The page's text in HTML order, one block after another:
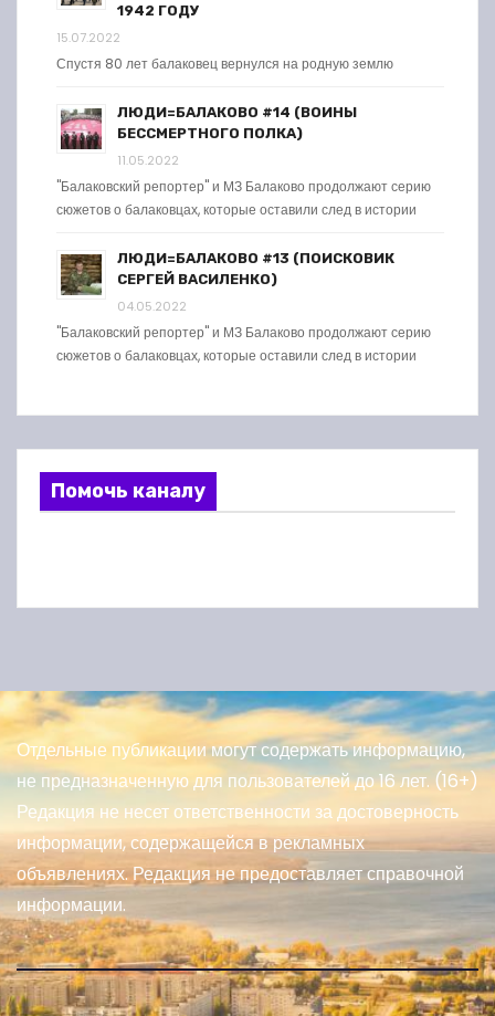
1942 ГОДУ
15.07.2022
Спустя 80 лет балаковец вернулся на родную землю
ЛЮДИ=БАЛАКОВО #14 (ВОИНЫ
БЕССМЕРТНОГО ПОЛКА)
11.05.2022
"Балаковский репортер" и МЗ Балаково продолжают серию
сюжетов о балаковцах, которые оставили след в истории
ЛЮДИ=БАЛАКОВО #13 (ПОИСКОВИК
СЕРГЕЙ ВАСИЛЕНКО)
04.05.2022
"Балаковский репортер" и МЗ Балаково продолжают серию
сюжетов о балаковцах, которые оставили след в истории
Помочь каналу
Отдельные публикации могут содержать информацию,
не предназначенную для пользователей до 16 лет. (16+)
Редакция не несет ответственности за достоверность
информации, содержащейся в рекламных
объявлениях. Редакция не предоставляет справочной
информации.